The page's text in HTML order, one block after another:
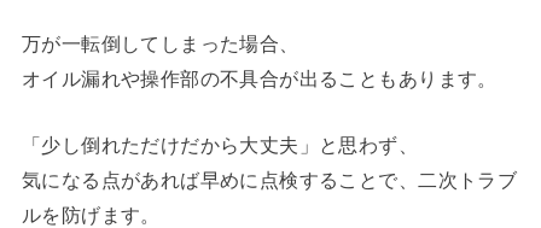
万が一転倒してしまった場合、
オイル漏れや操作部の不具合が出ることもあります。
「少し倒れただけだから大丈夫」と思わず、
気になる点があれば早めに点検することで、二次トラブ
ルを防げます。